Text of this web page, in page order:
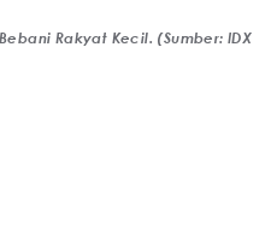
Rakyat Kecil. (Sumber: IDX